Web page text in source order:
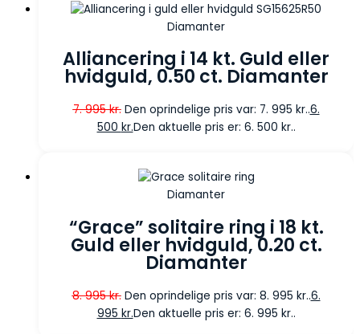
Diamanter
Alliancering i 14 kt. Guld eller
hvidguld, 0.50 ct. Diamanter
7. 995kr. Den oprindelige pris var: 7. 995 kr..6.
500 kr.Den aktuelle pris er: 6. 500 kr..
Diamanter
“Grace” solitaire ring i 18 kt.
Guld eller hvidguld, 0.20 ct.
Diamanter
8. 995kr. Den oprindelige pris var: 8. 995 kr..6.
995 kr.Den aktuelle pris er: 6. 995 kr..